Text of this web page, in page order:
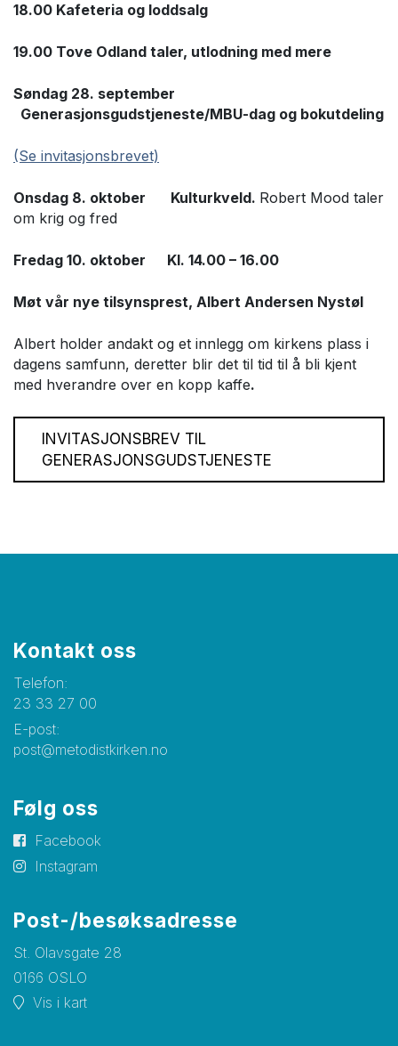
18.00 Kafeteria og loddsalg
19.00 Tove Odland taler, utlodning med mere
Søndag 28. september
Generasjonsgudstjeneste/MBU-dag og bokutdeling
(Se invitasjonsbrevet)
Onsdag 8. oktober Kulturkveld. Robert Mood taler
om krig og fred
Fredag 10. oktober Kl. 14.00 – 16.00
Møt vår nye tilsynsprest, Albert Andersen Nystøl
Albert holder andakt og et innlegg om kirkens plass i
dagens samfunn, deretter blir det til tid til å bli kjent
med hverandre over en kopp kaffe.
INVITASJONSBREV TIL
GENERASJONSGUDSTJENESTE
Kontakt oss
Telefon:
23 33 27 00
E-post:
post@metodistkirken.no
Følg oss
Facebook
Instagram
Post-/besøksadresse
St. Olavsgate 28
0166 OSLO
Vis i kart